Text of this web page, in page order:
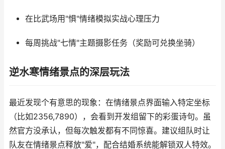
在比武场用"惧"情绪模拟实战心理压力
每周挑战"七情"主题摄影任务（奖励可兑换坐骑）
逆水寒情绪景点的深层玩法
最近发现个有意思的现象：在情绪景点界面输入特定坐标
（比如2356,7890），会看到开发组留下的彩蛋诗句。虽
然官方没承认，但每次触发都有不同惊喜。建议组队时让
队友在情绪景点释放"爱"，配合结婚系统能解锁双人特效。